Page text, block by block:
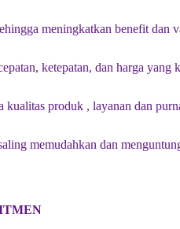
meningkatkan benefit dan
ketepatan, dan harga yang
produk , layanan dan
memudahkan dan